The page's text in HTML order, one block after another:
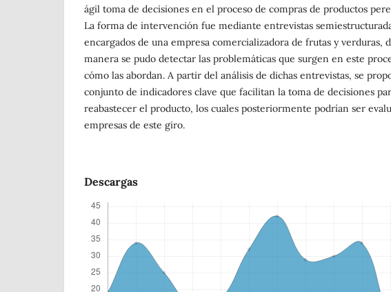
ágil toma de decisiones en el proceso de compras de productos
La forma de intervención fue mediante entrevistas
encargados de una empresa comercializadora de frutas y verduras,
manera se pudo detectar las problemáticas que surgen en este
cómo las abordan. A partir del análisis de dichas entrevistas, se
conjunto de indicadores clave que facilitan la toma de decisiones
reabastecer el producto, los cuales posteriormente podrían ser
empresas de este giro.
Descargas